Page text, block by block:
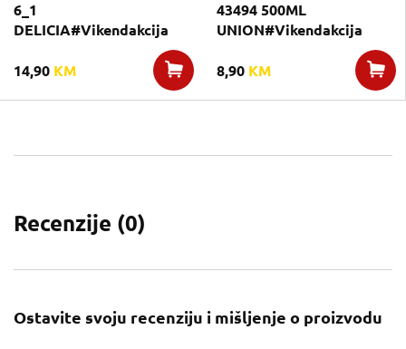
6_1
DELICIA#Vikendakcija
14,90 KM
43494 500ML
UNION#Vikendakcija
8,90 KM
Recenzije (0)
Ostavite svoju recenziju i mišljenje o proizvodu